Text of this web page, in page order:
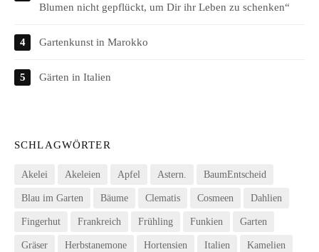
Blumen nicht gepflückt, um Dir ihr Leben zu schenken“
Gartenkunst in Marokko
Gärten in Italien
SCHLAGWÖRTER
Akelei Akeleien Apfel Astern. BaumEntscheid
Blau im Garten Bäume Clematis Cosmeen Dahlien
Fingerhut Frankreich Frühling Funkien Garten
Gräser Herbstanemone Hortensien Italien Kamelien